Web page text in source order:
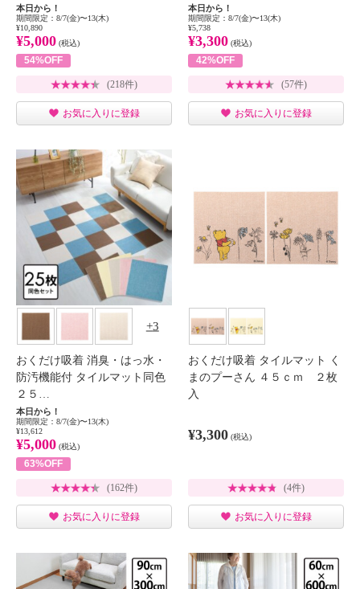
本日から！
期間限定：8/7(金)〜13(木)
¥10,890
¥5,000 (税込)
54%OFF
(218件)
お気に入りに登録
本日から！
期間限定：8/7(金)〜13(木)
¥5,738
¥3,300 (税込)
42%OFF
(57件)
お気に入りに登録
3
おくだけ吸着 消臭・はっ水・
防汚機能付 タイルマット同色
２５…
本日から！
期間限定：8/7(金)〜13(木)
¥13,612
¥5,000 (税込)
63%OFF
(162件)
お気に入りに登録
おくだけ吸着 タイルマット く
まのプーさん ４５ｃｍ ２枚
入
¥3,300 (税込)
(4件)
お気に入りに登録